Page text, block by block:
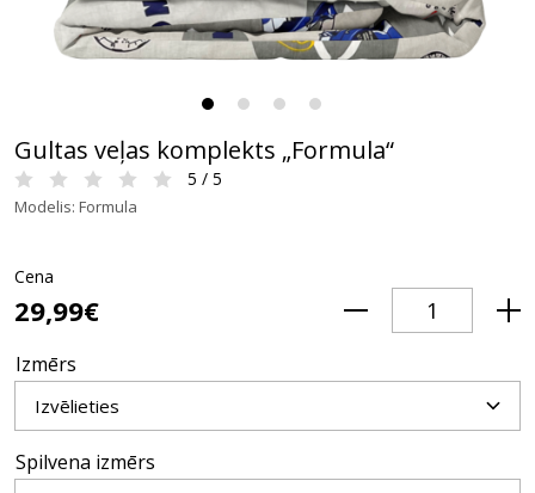
Gultas veļas komplekts „Formula“
5 / 5
Modelis: Formula
Cena
29,99€
Izmērs
Spilvena izmērs